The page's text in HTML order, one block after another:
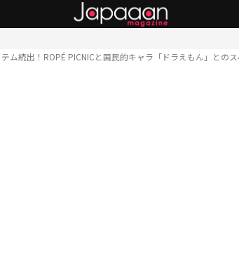
ム続出！ROPÉ PICNICと国民的キャラ「ドラえもん」との